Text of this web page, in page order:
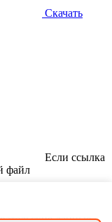
Скачать
Если ссылка
файл
данные